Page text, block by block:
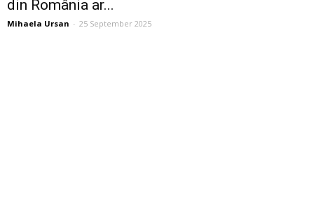
din România ar...
Mihaela Ursan - 25 September 2025